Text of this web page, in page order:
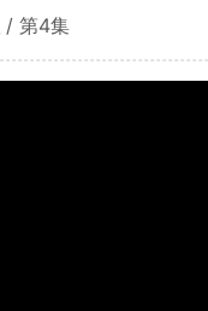
/ 第4集